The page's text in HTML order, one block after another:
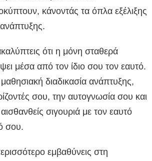
κάνοντάς τα όπλα εξέλιξης
ότι η μόνη σταθερά
μέσα από τον ίδιο σου τον εαυτό.
διαδικασία ανάπτυξης,
σου, την αυτογνωσία σου και
σιγουριά με τον εαυτό
σου.
εμβαθύνεις στη